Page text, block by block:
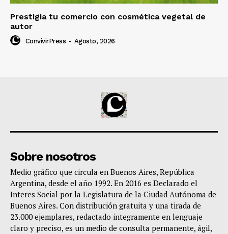
Prestigia tu comercio con cosmética vegetal de
autor
ConvivirPress - Agosto, 2026
Sobre nosotros
Medio gráfico que circula en Buenos Aires, República
Argentina, desde el año 1992. En 2016 es Declarado el
Interes Social por la Legislatura de la Ciudad Autónoma de
Buenos Aires. Con distribución gratuita y una tirada de
23.000 ejemplares, redactado integramente en lenguaje
claro y preciso, es un medio de consulta permanente, ágil,